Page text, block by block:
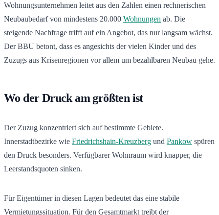
Wohnungsunternehmen leitet aus den Zahlen einen rechnerischen
Neubaubedarf von mindestens 20.000 Wohnungen ab. Die
steigende Nachfrage trifft auf ein Angebot, das nur langsam wächst.
Der BBU betont, dass es angesichts der vielen Kinder und des
Zuzugs aus Krisenregionen vor allem um bezahlbaren Neubau gehe.
Wo der Druck am größten ist
Der Zuzug konzentriert sich auf bestimmte Gebiete.
Innerstadtbezirke wie Friedrichshain-Kreuzberg und Pankow spüren
den Druck besonders. Verfügbarer Wohnraum wird knapper, die
Leerstandsquoten sinken.
Für Eigentümer in diesen Lagen bedeutet das eine stabile
Vermietungssituation. Für den Gesamtmarkt treibt der